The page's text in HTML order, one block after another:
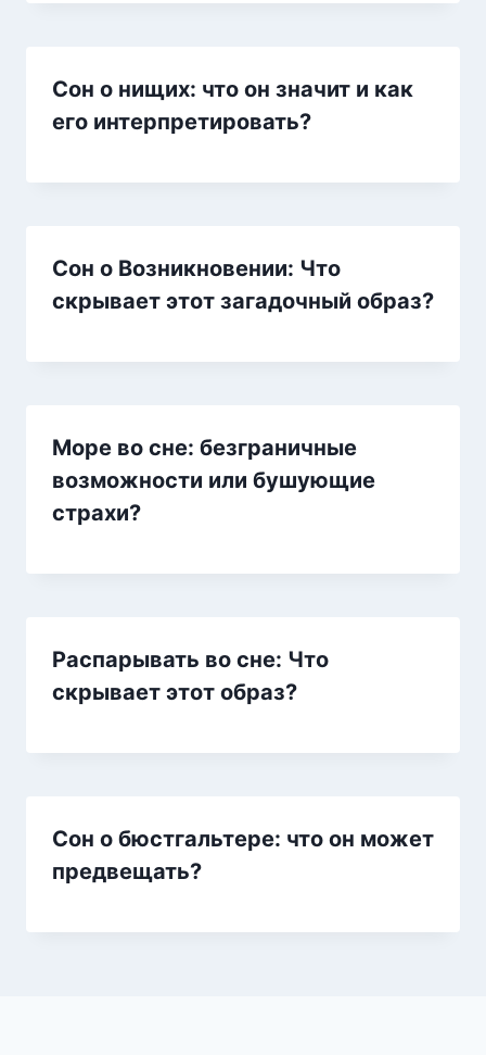
Сон о нищих: что он значит и как
его интерпретировать?
Сон о Возникновении: Что
скрывает этот загадочный образ?
Море во сне: безграничные
возможности или бушующие
страхи?
Распарывать во сне: Что
скрывает этот образ?
Сон о бюстгальтере: что он может
предвещать?